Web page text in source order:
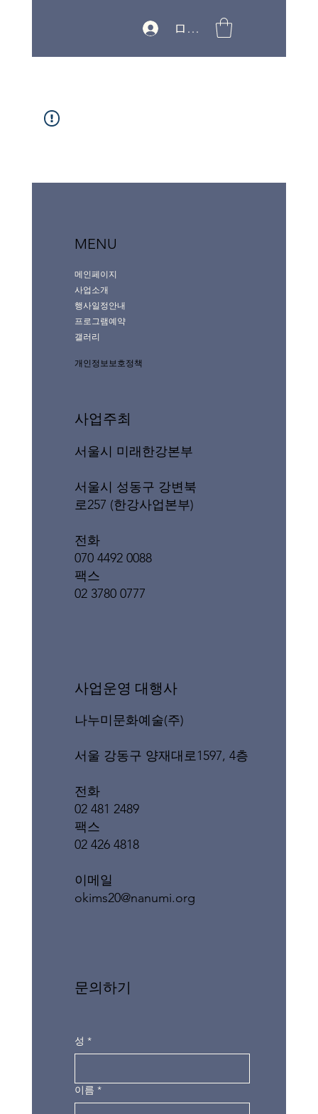
ログイン
MENU
메인페이지
사업소개
행사일정안내
프로그램예약
갤러리
개인정보보호정책
사업주최
서울시 미래한강본부
서울시 성동구 강변북
로257 (한강사업본부)
전화
070 4492 0088
팩스
02 3780 0777
​사업운영 대행사
나누미문화예술(주)
서울 강동구 양재대로1597, 4층
전화
02 481 2489
팩스
02 426 4818
이메일
okims20@nanumi.org
문의하기
성 *
이름 *